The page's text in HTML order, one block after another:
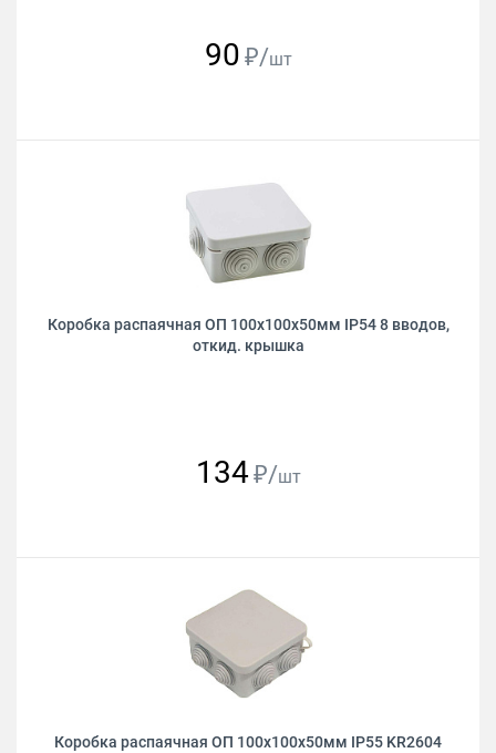
90 ₽/шт
Коробка распаячная ОП 100х100х50мм IP54 8 вводов,
откид. крышка
134₽/шт
Коробка распаячная ОП 100х100х50мм IP55 KR2604